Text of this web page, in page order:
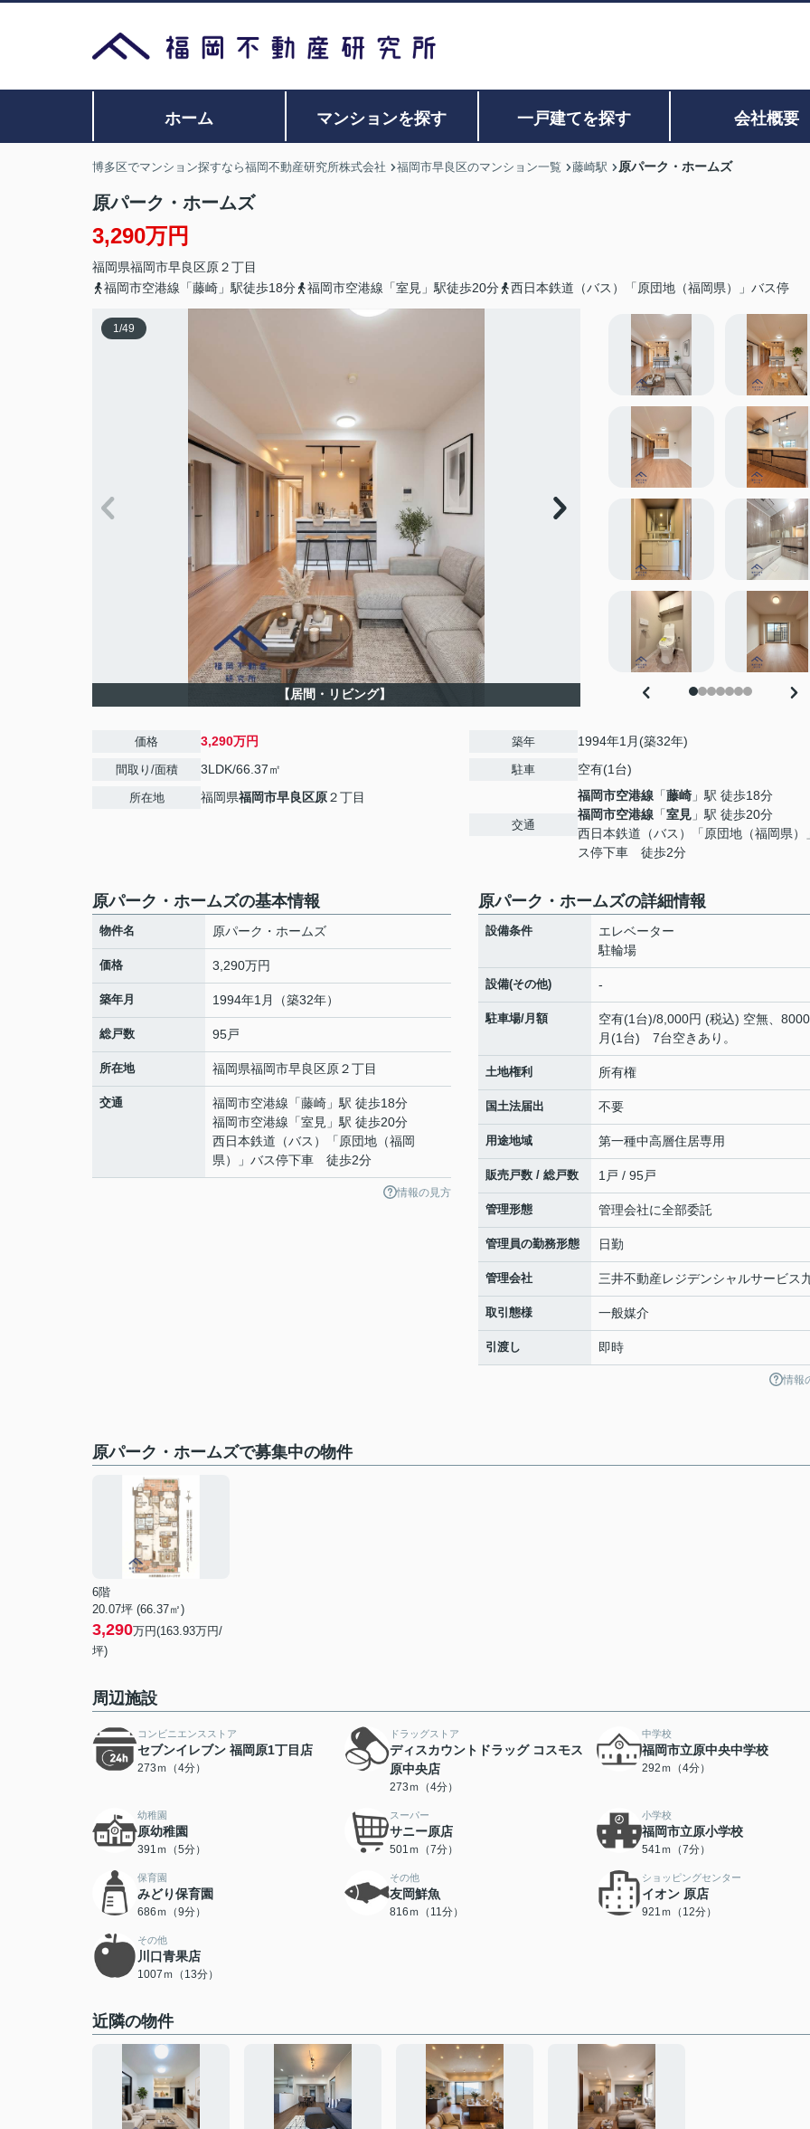
ホーム マンションを探す 一戸建てを探す 会社概要
博多区でマンション探すなら福岡不動産研究所株式会社 福岡市早良区のマンション一覧 藤崎駅 原パーク・ホームズ
原パーク・ホームズ
3,290万円
福岡県福岡市早良区原２丁目
福岡市空港線「藤崎」駅徒歩18分
福岡市空港線「室見」駅徒歩20分 西日本鉄道（バス）「原団地（福岡県）」バス停
1/49
【居間・リビング】
価格 3,290万円
間取り/面積 3LDK/66.37㎡
所在地 福岡県福岡市早良区原２丁目
築年 1994年1月(築32年)
駐車 空有(1台)
交通
福岡市空港線 「藤崎 」駅 徒歩18分
福岡市空港線 「室見 」駅 徒歩20分
西日本鉄道（バス）「原団地（福岡県）
ス停下車 徒歩2分
原パーク・ホームズの基本情報
物件名 原パーク・ホームズ
価格 3,290万円
築年月 1994年1月（築32年）
総戸数 95戸
所在地 福岡県福岡市早良区原２丁目
交通 福岡市空港線 「藤崎 」駅 徒歩18分
福岡市空港線 「室見 」駅 徒歩20分
西日本鉄道（バス）「原団地（福岡
県）」バス停下車 徒歩2分
情報の見方
原パーク・ホームズの詳細情報
設備条件
エレベーター
駐輪場
設備(その他) -
駐車場/月額
空有(1台)/8,000円 (税込) 空無、
月(1台) 7台空きあり。
土地権利 所有権
国土法届出 不要
用途地域 第一種中高層住居専用
販売戸数 / 総戸数 1戸 / 95戸
管理形態 管理会社に全部委託
管理員の勤務形態 日勤
管理会社 三井不動産レジデンシャルサービス
取引態様 一般媒介
引渡し 即時
情報
原パーク・ホームズで募集中の物件
6階
20.07坪 (66.37㎡)
3,290万円(163.93万円/
坪)
周辺施設
コンビニエンスストア
セブンイレブン 福岡原1丁目店
273ｍ（4分）
ドラッグストア
ディスカウントドラッグ コスモス
原中央店
273ｍ（4分）
中学校
福岡市立原中央中学校
292ｍ（4分）
幼稚園
原幼稚園
391ｍ（5分）
スーパー
サニー原店
501ｍ（7分）
小学校
福岡市立原小学校
541ｍ（7分）
保育園
みどり保育園
686ｍ（9分）
その他
友岡鮮魚
816ｍ（11分）
ショッピングセンター
イオン 原店
921ｍ（12分）
その他
川口青果店
1007ｍ（13分）
近隣の物件